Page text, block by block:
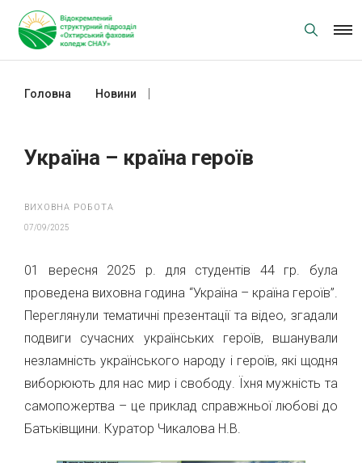
content
Головна Новини
Україна – країна героїв
ВИХОВНА РОБОТА
07/09/2025
01 вересня 2025 р. для студентів 44 гр. була
проведена виховна година “Україна – країна героїв”.
Переглянули тематичні презентації та відео, згадали
подвиги сучасних українських героїв, вшанували
незламність українського народу і героїв, які щодня
виборюють для нас мир і свободу. Їхня мужність та
самопожертва – це приклад справжньої любові до
Батьківщини. Куратор Чикалова Н.В.